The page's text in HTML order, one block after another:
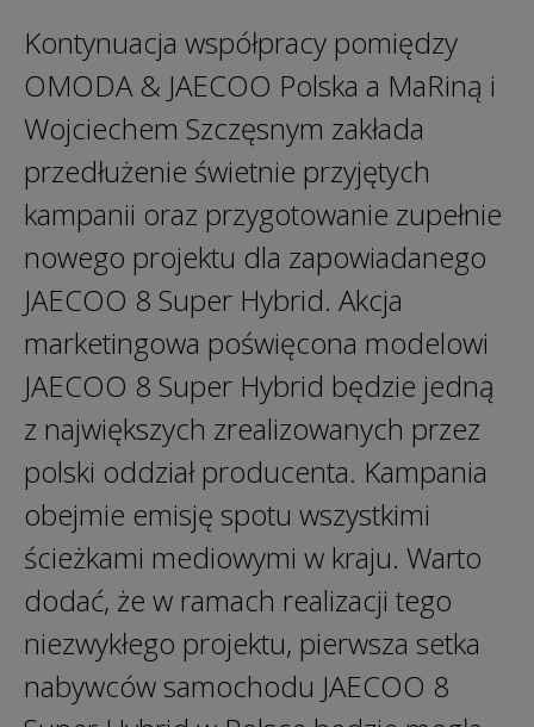
Kontynuacja współpracy pomiędzy
OMODA & JAECOO Polska a MaRiną i
Wojciechem Szczęsnym zakłada
przedłużenie świetnie przyjętych
kampanii oraz przygotowanie zupełnie
nowego projektu dla zapowiadanego
JAECOO 8 Super Hybrid. Akcja
marketingowa poświęcona modelowi
JAECOO 8 Super Hybrid będzie jedną
z największych zrealizowanych przez
polski oddział producenta. Kampania
obejmie emisję spotu wszystkimi
ścieżkami mediowymi w kraju. Warto
dodać, że w ramach realizacji tego
niezwykłego projektu, pierwsza setka
nabywców samochodu JAECOO 8